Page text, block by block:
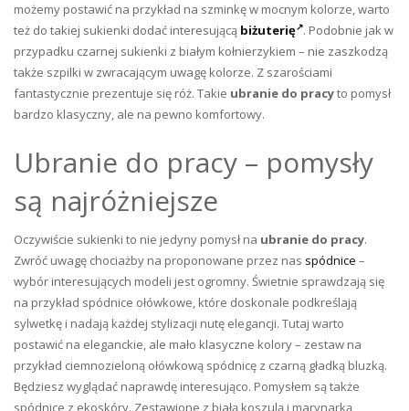
możemy postawić na przykład na szminkę w mocnym kolorze, warto
też do takiej sukienki dodać interesującą biżuterię . Podobnie jak w
przypadku czarnej sukienki z białym kołnierzykiem – nie zaszkodzą
także szpilki w zwracającym uwagę kolorze. Z szarościami
fantastycznie prezentuje się róż. Takie ubranie do pracyto pomysł
bardzo klasyczny, ale na pewno komfortowy.
Ubranie do pracy – pomysły
są najróżniejsze
Oczywiście sukienki to nie jedyny pomysł na ubranie do pracy.
Zwróć uwagę chociażby na proponowane przez nas spódnice –
wybór interesujących modeli jest ogromny. Świetnie sprawdzają się
na przykład spódnice ołówkowe, które doskonale podkreślają
sylwetkę i nadają każdej stylizacji nutę elegancji. Tutaj warto
postawić na eleganckie, ale mało klasyczne kolory – zestaw na
przykład ciemnozieloną ołówkową spódnicę z czarną gładką bluzką.
Będziesz wyglądać naprawdę interesująco. Pomysłem są także
spódnice z ekoskóry. Zestawione z białą koszulą i marynarką